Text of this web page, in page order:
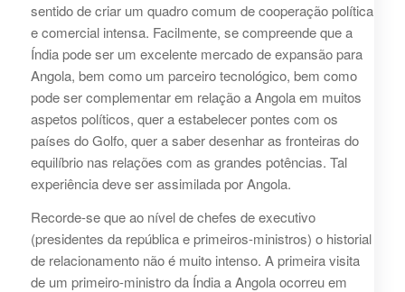
sentido de criar um quadro comum de cooperação política
e comercial intensa. Facilmente, se compreende que a
Índia pode ser um excelente mercado de expansão para
Angola, bem como um parceiro tecnológico, bem como
pode ser complementar em relação a Angola em muitos
aspetos políticos, quer a estabelecer pontes com os
países do Golfo, quer a saber desenhar as fronteiras do
equilíbrio nas relações com as grandes potências. Tal
experiência deve ser assimilada por Angola.
Recorde-se que ao nível de chefes de executivo
(presidentes da república e primeiros-ministros) o historial
de relacionamento não é muito intenso. A primeira visita
de um primeiro-ministro da Índia a Angola ocorreu em